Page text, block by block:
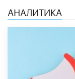
АНАЛИТИКА